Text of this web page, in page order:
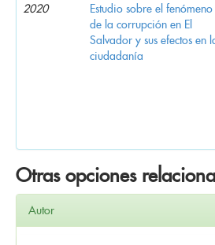
2020
Estudio sobre el fenómeno
de la corrupción en El
Salvador y sus efectos en
ciudadanía
Otras opciones
Autor